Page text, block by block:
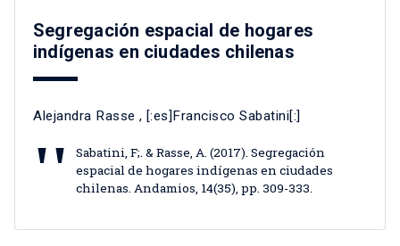
Segregación espacial de hogares
indígenas en ciudades chilenas
Alejandra Rasse , [:es]Francisco Sabatini[:]
Sabatini, F;. & Rasse, A. (2017). Segregación
espacial de hogares indígenas en ciudades
chilenas. Andamios, 14(35), pp. 309-333.